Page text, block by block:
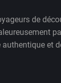
de
et